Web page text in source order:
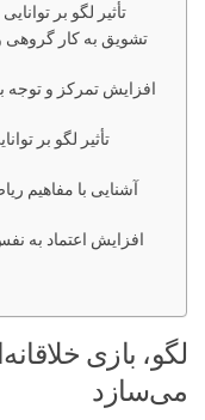
تأثیر لگو بر
تشویق به کار گروهی
افزایش تمرکز و توجه
تأثیر لگو بر
آشنایی با مفاهیم
افزایش اعتماد به
لگو، بازی
می‌سازد